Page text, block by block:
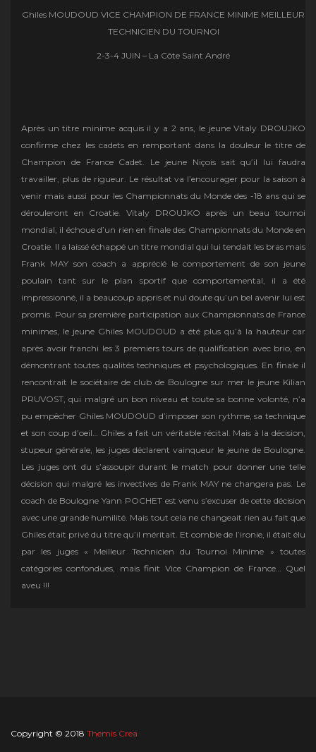
Ghiles MOUDOUD VICE CHAMPION DE FRANCE MINIME MEILLEUR
TECHNICIEN DU TOURNOI
2-3-4 JUIN – La Côte Saint André
Après un titre minime acquis il y a 2 ans, le jeune Vitaly DROUJKO
confirme chez les cadets en remportant dans la douleur le titre de
Champion de France Cadet. Le jeune Niçois sait qu’il lui faudra
travailler, plus de rigueur. Le résultat va l’encourager pour la saison à
venir mais aussi pour les Championnats du Monde des -18 ans qui se
dérouleront en Croatie. Vitaly DROUJKO après un beau tournoi
mondial, il échoue d’un rien en finale des Championnats du Monde en
Croatie. Il a laissé échappé un titre mondial qui lui tendait les bras mais
Frank MAY son coach a apprécié le comportement de son jeune
poulain tant sur le plan sportif que comportemental, il a été
impressionné, il a beaucoup appris et nul doute qu’un bel avenir lui est
promis. Pour sa première participation aux Championnats de France
minimes, le jeune Ghiles MOUDOUD a été plus qu’à la hauteur car
après avoir franchi les 3 premiers tours de qualification avec brio, en
démontrant toutes qualités techniques et psychologiques. En finale il
rencontrait le sociétaire de club de Boulogne sur mer le jeune Kilian
PRUVOST, qui malgré un bon niveau et toute sa bonne volonté, n’a
pu empêcher Ghiles MOUDOUD d’imposer son rythme, sa technique
et son coup d’oeil… Ghiles a fait un véritable récital. Mais à la décision,
stupeur générale, les juges déclarent vainqueur le jeune de Boulogne.
Les juges ont du s’assoupir durant le match pour donner une telle
décision qui malgré les invectives de Frank MAY ne changera pas. Le
coach de Boulogne Yann POCHET est venu s’excuser de cette décision
avec une grande humilité. Mais tout cela ne changeait rien au fait que
Ghiles était privé du titre qu’il méritait. Et comble de l’ironie, il était élu
par les juges « Meilleur Technicien du Tournoi Minime » toutes
catégories confondues, mais finit Vice Champion de France… Quel
aveu !!!
Copyright © 2018 Themis Crea